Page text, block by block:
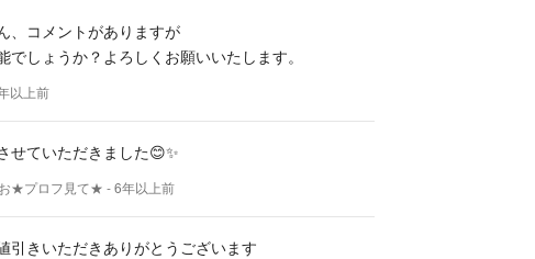
、コメントがありますが
でしょうか？よろしくお願いいたします。
以上前
せていただきました😊✨
★プロフ見て★ - 6年以上前
引きいただきありがとうございます